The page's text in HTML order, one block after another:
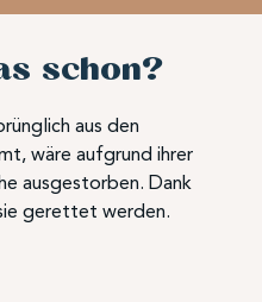
schon?
aus den
wäre aufgrund ihrer
ausgestorben. Dank
gerettet werden.